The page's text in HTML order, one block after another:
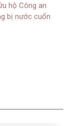
hộ Công an
bị nước cuốn